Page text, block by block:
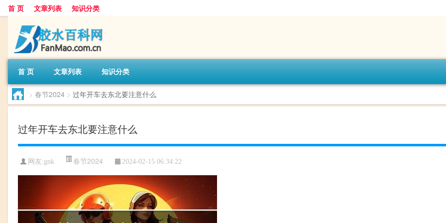
首 页 文章列表 知识分类
首 页 文章列表 知识分类
> 春节2024 > 过年开车去东北要注意什么
过年开车去东北要注意什么
网友:gnk 春节2024 2024-02-15 06:34:22